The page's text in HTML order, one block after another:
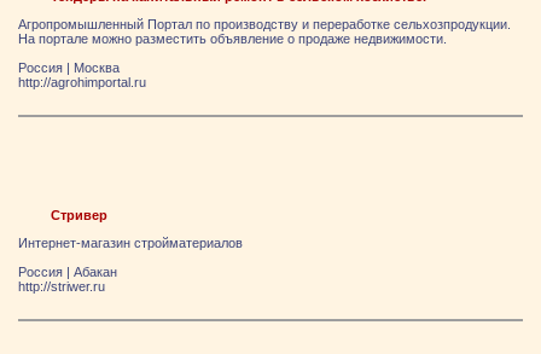
Агропромышленный Портал по производству и переработке сельхозпродукции.
На портале можно разместить объявление о продаже недвижимости.
Россия
Москва
http://agrohimportal.ru
Стривер
Интернет-магазин стройматериалов
Россия
Абакан
http://striwer.ru